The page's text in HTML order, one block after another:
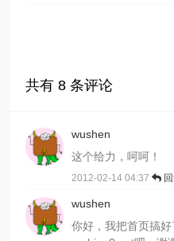
共有8 条评论
wushen
这个给力，呵呵！
2012-02-14 04:37
wushen
你好，我把首页搞